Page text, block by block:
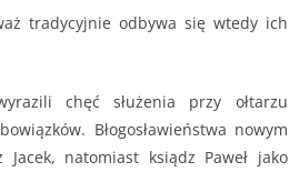
tradycyjnie odbywa się wtedy ich
chęć służenia przy ołtarzu
Błogosławieństwa nowym
natomiast ksiądz Paweł jako